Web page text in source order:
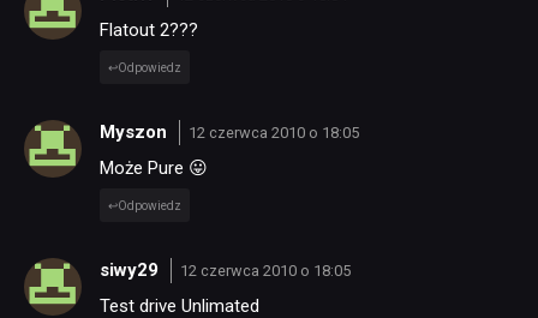
Flatout 2???
Odpowiedz
Myszon 12 czerwca 2010 o 18:05
Może Pure 😛
Odpowiedz
siwy29 12 czerwca 2010 o 18:05
Test drive Unlimated